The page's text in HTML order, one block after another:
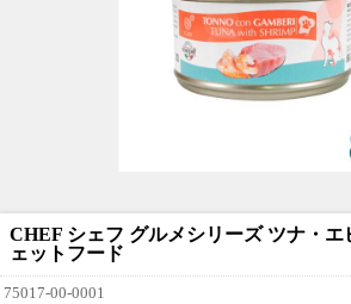
CHEF シェフ グルメシリーズ ツナ・エ
ェットフード
75017-00-0001